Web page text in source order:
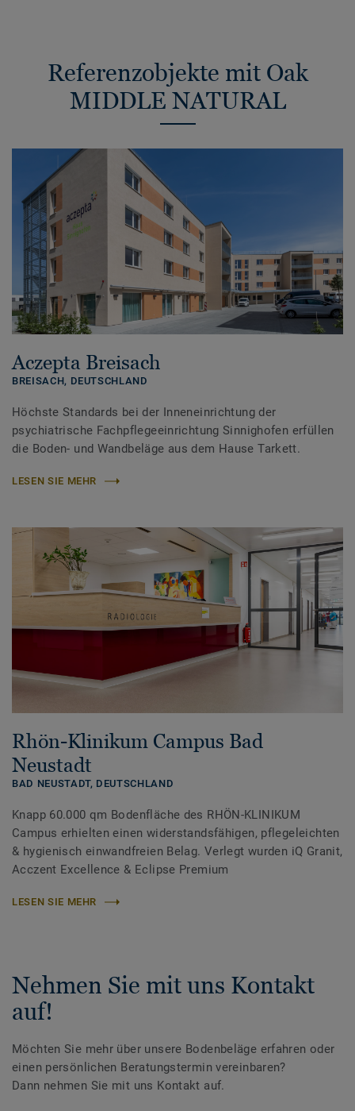
Referenzobjekte mit Oak
MIDDLE NATURAL
Aczepta Breisach
BREISACH, DEUTSCHLAND
Höchste Standards bei der Inneneinrichtung der
psychiatrische Fachpflegeeinrichtung Sinnighofen erfüllen
die Boden- und Wandbeläge aus dem Hause Tarkett.
LESEN SIE MEHR
Rhön-Klinikum Campus Bad
Neustadt
BAD NEUSTADT, DEUTSCHLAND
Knapp 60.000 qm Bodenfläche des RHÖN-KLINIKUM
Campus erhielten einen widerstandsfähigen, pflegeleichten
& hygienisch einwandfreien Belag. Verlegt wurden iQ Granit,
Acczent Excellence & Eclipse Premium
LESEN SIE MEHR
Nehmen Sie mit uns Kontakt
auf!
Möchten Sie mehr über unsere Bodenbeläge erfahren oder
einen persönlichen Beratungstermin vereinbaren?
Dann nehmen Sie mit uns Kontakt auf.